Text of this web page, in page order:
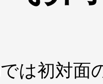
は初対面